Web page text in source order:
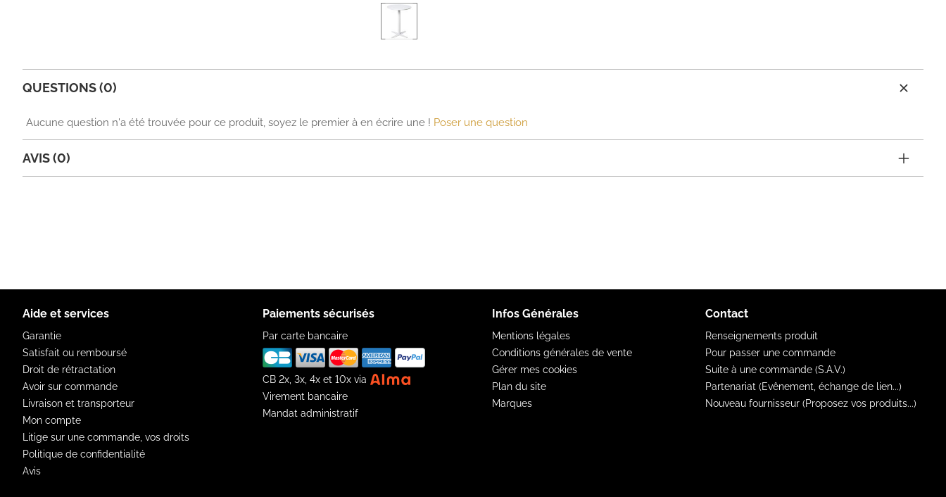
QUESTIONS (0)
Aucune question n'a été trouvée pour ce produit, soyez le premier à en écrire une ! Poser une question
AVIS (0)
Aide et services
Garantie
Satisfait ou remboursé
Droit de rétractation
Avoir sur commande
Livraison et transporteur
Mon compte
Litige sur une commande, vos droits
Politique de confidentialité
Avis
Paiements sécurisés
Par carte bancaire
CB 2x, 3x, 4x et 10x via
Virement bancaire
Mandat administratif
Infos Générales
Mentions légales
Conditions générales de vente
Gérer mes cookies
Plan du site
Marques
Contact
Renseignements produit
Pour passer une commande
Suite à une commande (S.A.V.)
Partenariat (Evênement, échange de lien...)
Nouveau fournisseur (Proposez vos produits...)